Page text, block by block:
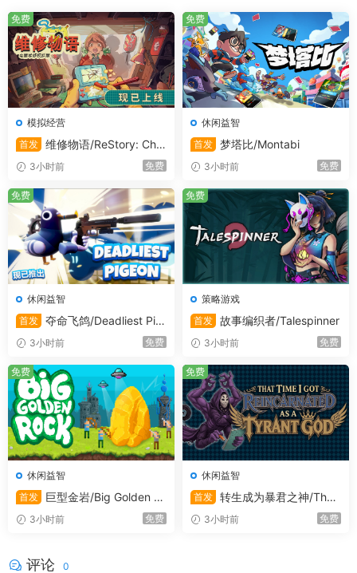
了解同学的故事，和TA从朋友变成挚友，然后两情相悦，谈
一场青春无悔的恋爱！
此外，做一个小红娘也不错？助攻同学的爱情！
大量取材于真实经历的事件，力求还原原汁原味的90后学生
生活。那一天，你和肖清雅看着流星划落成雨；那一天，你
和孟怀安张开双臂拥抱整个世界……
模拟经营
首发 维修物语/ReStory: Chill
Electronics Repairs
3小时前 免费
免费
休闲益智
首发 梦塔比/Montabi
3小时前 免费
免费
休闲益智
首发 夺命飞鸽/Deadliest Pig
eon3小时前 免费
免费
策略游戏
首发 故事编织者/Talespinner
3小时前 免费
免费
休闲益智
首发
巨型金岩/Big Golden R
ock3小时前 免费
免费
休闲益智
首发 转生成为暴君之神/That
Time I Got Reincarnated as a
Tyrant God
3小时前 免费
免费
评论 0